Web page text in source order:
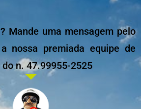
Mande uma mensagem pelo
nossa premiada equipe de
n. 47.99955-2525